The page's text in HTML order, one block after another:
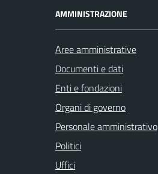
AMMINISTRAZIONE
Aree amministrative
Documenti e dati
Enti e fondazioni
Organi di governo
Personale amministrativo
Politici
Uffici